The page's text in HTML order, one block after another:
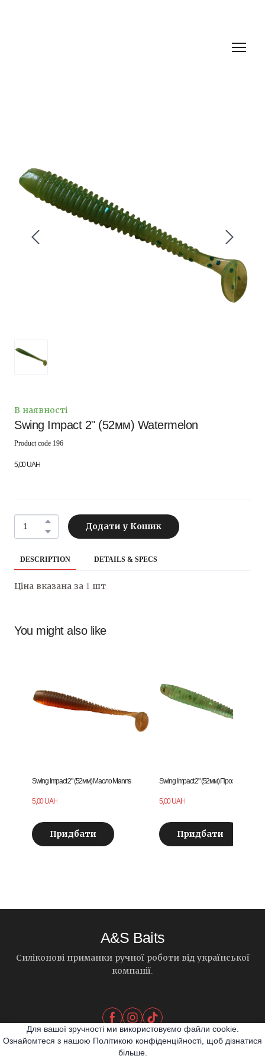
В наявності
Swing Impact 2" (52мм) Watermelon
Product code 196
5,00 UAH
Додати у Кошик
DESCRIPTION DETAILS & SPECS
Ціна вказана за 1 шт
You might also like
Swing Impact 2" (52мм) Масло Manns
5,00 UAH
Придбати
Swing Impact 2" (52мм) Прозорий
5,00 UAH
Придбати
A&S Baits
Силіконові приманки ручної роботи від української
компанії.
Для вашої зручності ми використовуємо файли cookie.
Ознайомтеся з нашою Політикою конфіденційності, щоб дізнатися
більше.